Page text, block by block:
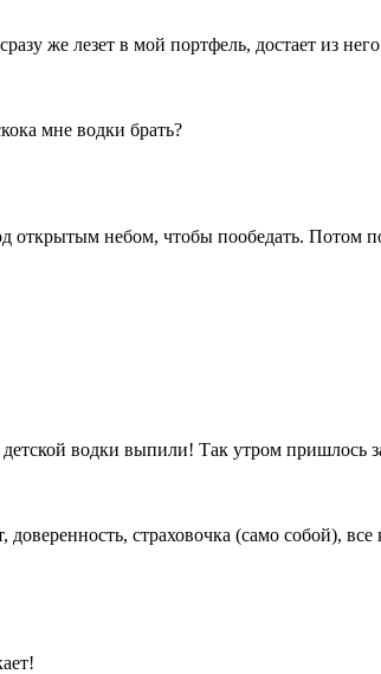
же лезет в мой портфель, достает из
мне водки брать?
небом, чтобы пообедать. Потом
водки выпили! Так утром пришлось
страховочка (само собой), все